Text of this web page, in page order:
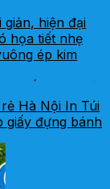
hiện đại
họa tiết nhẹ
ép kim
giấy mỹ thuật
nắp gập sáng
bì vuông &
thường
Hà Nội In Túi
giấy đựng bánh